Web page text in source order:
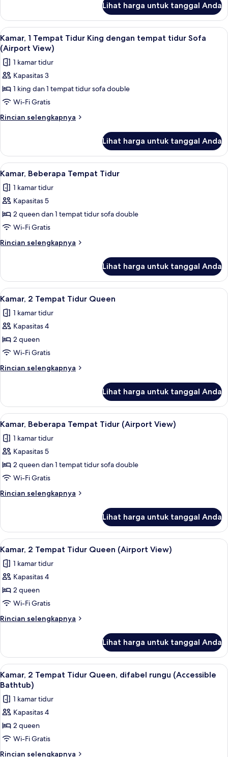
dengan
tempat
tidur
Sofa
Kamar,
Tempat
Tidur
King
dengan
tempat
Sofa
Lihat harga untuk tanggal Anda
Lihat
semua
foto
untuk
Kamar,
1
Tempat
Tidur
tempat
tidur
Sofa
(Airport
View)
Seprai antialergi, brankas, meja
1
Kamar, 1 Tempat Tidur King dengan tempat tidur Sofa
(Airport View)
1 kamar tidur
Kapasitas 3
1 king dan 1 tempat tidur sofa double
Wi-Fi Gratis
Rincian selengkapnya
Rincian
Kamar,
Tempat
King
dengan
tidur
Sofa
View)
Lihat harga untuk tanggal Anda
Lihat
semua
foto
untuk
Kamar,
Beberapa
Tempat
Tidur
Seprai antialergi, brankas, meja
3
Kamar, Beberapa Tempat Tidur
1 kamar tidur
Kapasitas 5
2 queen dan 1 tempat tidur sofa double
Wi-Fi Gratis
Rincian selengkapnya
Rincian
Kamar,
Beberapa
Tempat
Lihat harga untuk tanggal Anda
Lihat
semua
foto
untuk
Kamar,
2
Tempat
Tidur
Seprai antialergi, brankas, meja
3
Kamar, 2 Tempat Tidur Queen
1 kamar tidur
Kapasitas 4
2 queen
Wi-Fi Gratis
Rincian selengkapnya
Rincian
Kamar,
Tempat
Queen
Lihat harga untuk tanggal Anda
Lihat
semua
foto
untuk
Kamar,
Beberapa
Tempat
Tidur
View)
Seprai antialergi, brankas, meja
3
Kamar, Beberapa Tempat Tidur (Airport View)
1 kamar tidur
Kapasitas 5
2 queen dan 1 tempat tidur sofa double
Wi-Fi Gratis
Rincian selengkapnya
Rincian
Kamar,
Beberapa
Tempat
(Airport
View)
Lihat harga untuk tanggal Anda
Lihat
semua
foto
untuk
Kamar,
2
Tempat
Tidur
(Airport
View)
Seprai antialergi, brankas, meja
3
Kamar, 2 Tempat Tidur Queen (Airport View)
1 kamar tidur
Kapasitas 4
2 queen
Wi-Fi Gratis
Rincian selengkapnya
Rincian
Kamar,
Tempat
Tidur
(Airport
View)
Lihat harga untuk tanggal Anda
Lihat
semua
foto
untuk
Kamar,
2
Tempat
Tidur
Seprai antialergi, brankas, meja
3
Kamar, 2 Tempat Tidur Queen, difabel rungu (Accessible
Bathtub)
1 kamar tidur
Kapasitas 4
2 queen
Wi-Fi Gratis
Rincian selengkapnya
Rincian